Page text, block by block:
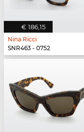
€ 186,15
Nina Ricci
SNR463 - 0752